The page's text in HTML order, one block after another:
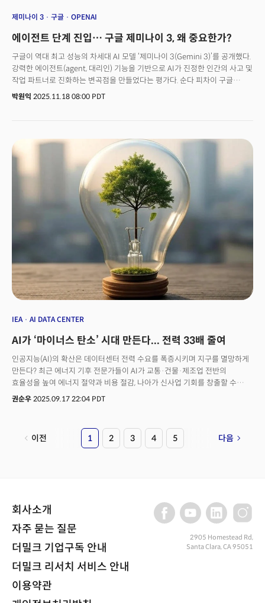
제미나이 3 구글 OPENAI
에이전트 단계 진입… 구글 제미나이 3, 왜 중요한가?
구글이 역대 최고 성능의 차세대 AI 모델 ‘제미나이 3(Gemini 3)’를 공개했다.
강력한 에이전트(agent, 대리인) 기능을 기반으로 AI가 진정한 인간의 사고 및
작업 파트너로 진화하는 변곡점을 만들었다는 평가다. 순다 피차이 구글
CEO는 18일(현지시각) “제미나이 3는 추론 분야 최첨단 기술로 깊이와
프롬프트(prompt, 질문)로도 원하는 답을 얻을 수 있다는 설명이다. 그는
“불과 2년 만에 AI가 단순히 텍스트와 이미지를 읽는 수준에서 상황을
파악하는(reading the room) 수준으로 진화했다”고 했다. 이는 제미나이
3가 단순한 질의응답 중심의 챗봇을 넘어 사용자의 불분명한 의도까지
해석하고 복잡한 과업을 자율적으로 수행하는 에이전트 단계로 진입하고
있음을 시사한다. 새롭게 공개한 에이전트 개발 플랫폼 ‘구글 안티그래피티
(Google Antigravity)’로 ‘바이브 코딩(vibe coding, AI 기반 코딩)’을
에이전트 중심으로 전환한 것도 이와 같은 흐름이다.데미스 허사비스 구글
딥마인드 CEO는 “오늘 우리는 AGI(범용인공지능)를 향한 또 다른 큰 걸음을
내디뎠다”며 “제미나이 3는 세계 최고의 멀티모달(multimodal, 다중모드)
이해 능력을 갖췄다. 가장 강력한 에이전틱(agentic)·바이브 코딩
모델”이라고 했다. 👉에이전틱AI, SW를 집어삼키다… 새로운 최상위
포식자의 등장
박원익 2025.11.18 08:00 PDT
IEA AI DATA CENTER
AI가 ‘마이너스 탄소’ 시대 만든다... 전력 33배 줄여
인공지능(AI)의 확산은 데이터센터 전력 수요를 폭증시키며 지구를 멸망하게
만든다? 최근 에너지 기후 전문가들이 AI가 교통·건물·제조업 전반의
효율성을 높여 에너지 절약과 비용 절감, 나아가 신사업 기회를 창출할 수
있다는 분석을 잇따라 내놓고 있다. AI가 에너지 수요의 괴물 역할을 하고 있는
지속가능성연구소의 에이미 마이어스 재페 소장 최근 발표한 보고서를 인용,
"AI는 교통·건물·제조업 전반에서 에너지 효율성을 획기적으로 끌어올려, AI
절감 효과가 5~10%에 달한 것으로 나타났다. 또 학계 연구에 따르면 모든
차량에 AI 동적 경로 최적화 시스템을 적용할 경우 온실가스 배출량을
10~15% 줄일 수 있을 것이라는 분석도 나왔다. AI가 실시간 교통 상황을
분석, 차량을 혼잡 구역에서 우회하도록 유도하면 물류·배송 업체들은 정체
구간에서 발생하는 불필요한 정차와 가속·감속으로 인한 연료 낭비를 줄일 수
있다는 것이다. 교통 혼잡으로 인한 낭비는 적지 않다. 텍사스 A&M의 조사에
따르면, 미국인들은 2022년 한 해 동안 총 33억 갤런의 휘발유와 디젤 연료,
즉 하루 21만5천 배럴이 넘는 석유를 교통 체증 속에서 허비한다. AI를 통한
권순우 2025.09.17 22:04 PDT
이전 1 2 3 4 5 다음
회사소개
자주 묻는 질문
더밀크 기업구독 안내
더밀크 리서치 서비스 안내
이용약관
2905 Homestead Rd,
Santa Clara, CA 95051